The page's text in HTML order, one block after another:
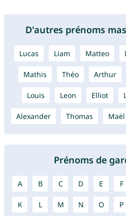
D'autres prénoms
Lucas Liam Matteo
Mathis Théo Arthur
Louis Leon Elliot
Alexander Thomas Maël
Prénoms de
A B C D E F
K L M N O P